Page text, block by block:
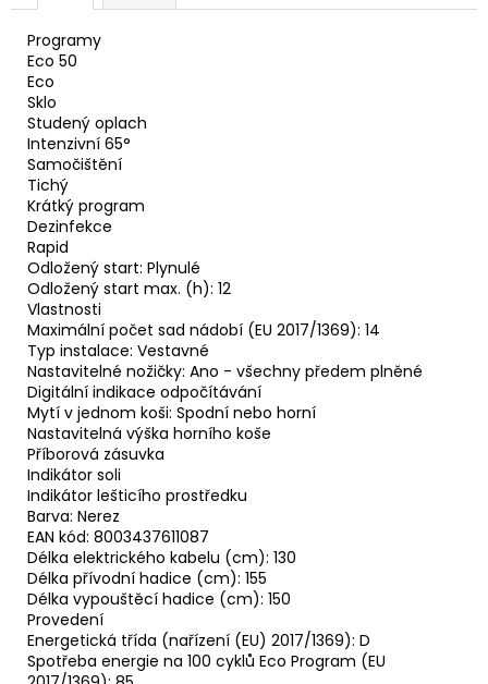
Programy
Eco 50
Eco
Sklo
Studený oplach
Intenzivní 65°
Samočištění
Tichý
Krátký program
Dezinfekce
Rapid
Odložený start: Plynulé
Odložený start max. (h): 12
Vlastnosti
Maximální počet sad nádobí (EU 2017/1369): 14
Typ instalace: Vestavné
Nastavitelné nožičky: Ano - všechny předem plněné
Digitální indikace odpočítávání
Mytí v jednom koši: Spodní nebo horní
Nastavitelná výška horního koše
Příborová zásuvka
Indikátor soli
Indikátor lešticího prostředku
Barva: Nerez
EAN kód: 8003437611087
Délka elektrického kabelu (cm): 130
Délka přívodní hadice (cm): 155
Délka vypouštěcí hadice (cm): 150
Provedení
Energetická třída (nařízení (EU) 2017/1369): D
Spotřeba energie na 100 cyklů Eco Program (EU
Kč